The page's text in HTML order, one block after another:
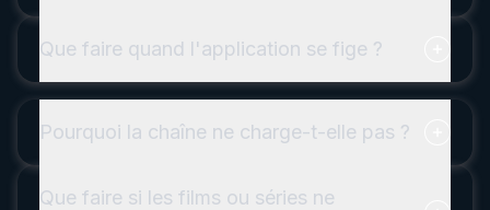
Que faire quand l'application se fige ?
Pourquoi la chaîne ne charge-t-elle pas ?
Que faire si les films ou séries ne